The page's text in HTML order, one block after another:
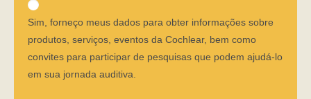
Sim, forneço meus dados para obter informações sobre
produtos, serviços, eventos da Cochlear, bem como
convites para participar de pesquisas que podem ajudá-lo
em sua jornada auditiva.